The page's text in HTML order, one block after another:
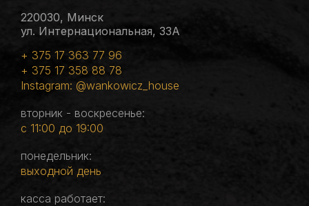
220030, Минск
ул. Интернациональная, 33А
+ 375 17 363 77 96
+ 375 17 358 88 78
Instagram: @wankowicz_house
вторник - воскресенье:
с 11:00 до 19:00
понедельник:
выходной день
касса работает: